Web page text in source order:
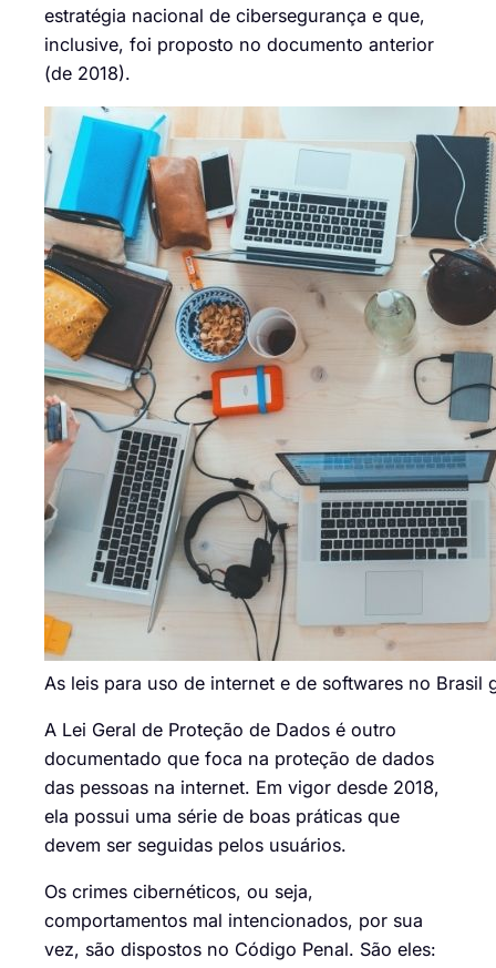
estratégia nacional de cibersegurança e que,
inclusive, foi proposto no documento anterior
(de 2018).
As leis para uso de internet e de softwares no
A Lei Geral de Proteção de Dados é outro
documentado que foca na proteção de dados
das pessoas na internet. Em vigor desde 2018,
ela possui uma série de boas práticas que
devem ser seguidas pelos usuários.
Os crimes cibernéticos, ou seja,
comportamentos mal intencionados, por sua
vez, são dispostos no Código Penal. São eles: